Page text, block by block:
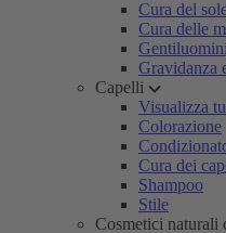
Cura del
Cura delle
Gentiluomini
Gravidanza
Capelli
Visualizza
Colorazione
Cura dei
Shampoo
Stile
Cosmetici naturali